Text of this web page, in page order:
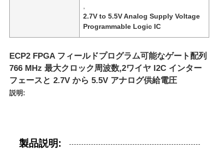
2.7V to 5.5V Analog Supply Voltage
Programmable Logic IC
ECP2 FPGA フィールドプログラム可能なゲート配列
766 MHz 最大クロック周波数,2ワイヤ I2C インター
フェースと 2.7V から 5.5V アナログ供給電圧
説明:
製品説明: